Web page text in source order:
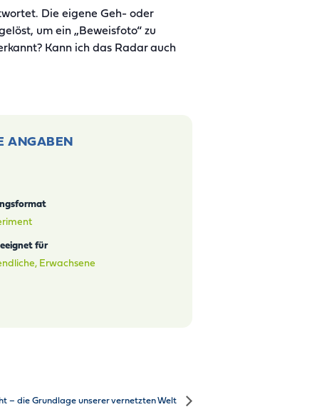
Die eigene Geh- oder
um ein „Beweisfoto“ zu
Kann ich das Radar auch
ANGABEN
für
Erwachsene
– die Grundlage unserer vernetzten Welt